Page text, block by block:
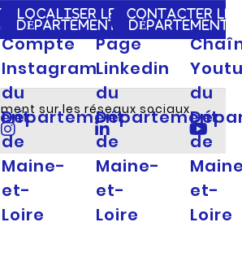
LOCALISER LE
DÉPARTEMENT
CONTACTER LE
DÉPARTEMENT
sur les réseaux sociaux
Compte
Instagram
du
Département
de
Maine-
et-
Loire
Page
Linkedin
du
Département
de
Maine-
et-
Loire
du
de
et-
Loire